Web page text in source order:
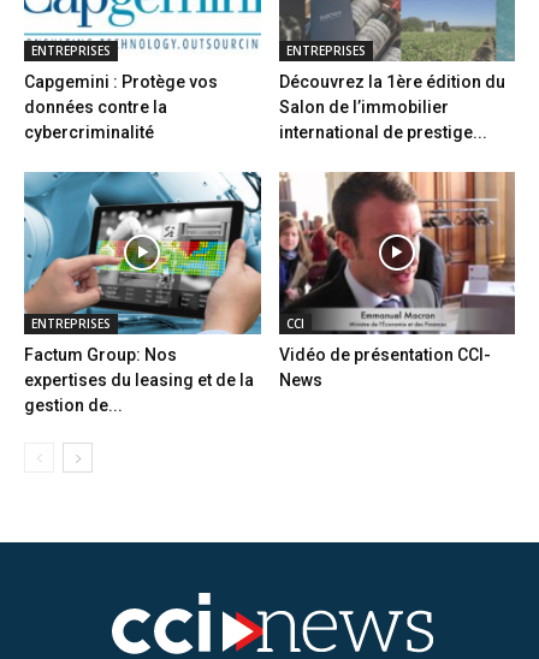
ENTREPRISES
Capgemini : Protège vos
données contre la
cybercriminalité
ENTREPRISES
Découvrez la 1ère édition du
Salon de l’immobilier
international de prestige...
ENTREPRISES
Factum Group: Nos
expertises du leasing et de la
gestion de...
CCI
Vidéo de présentation CCI-
News